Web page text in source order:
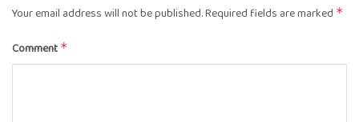
Your email address will not be published.Required fields are marked *
Comment *